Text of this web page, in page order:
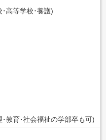
･高等学校･養護)
教育･社会福祉の学部卒も可)